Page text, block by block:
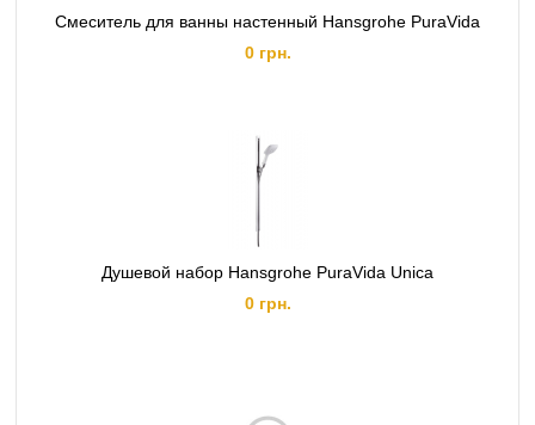
Смеситель для ванны настенный Hansgrohe PuraVida
0 грн.
Душевой набор Hansgrohe PuraVida Unica
0 грн.